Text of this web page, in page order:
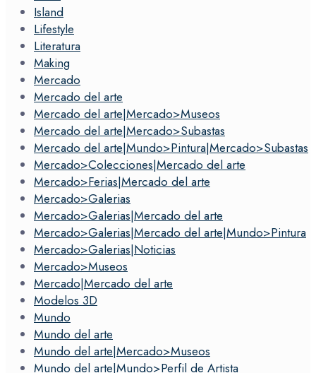
Island
Lifestyle
Literatura
Making
Mercado
Mercado del arte
Mercado del arte|Mercado>Museos
Mercado del arte|Mercado>Subastas
Mercado del arte|Mundo>Pintura|Mercado>Subastas
Mercado>Colecciones|Mercado del arte
Mercado>Ferias|Mercado del arte
Mercado>Galerias
Mercado>Galerias|Mercado del arte
Mercado>Galerias|Mercado del arte|Mundo>Pintura
Mercado>Galerias|Noticias
Mercado>Museos
Mercado|Mercado del arte
Modelos 3D
Mundo
Mundo del arte
Mundo del arte|Mercado>Museos
Mundo del arte|Mundo>Perfil de Artista